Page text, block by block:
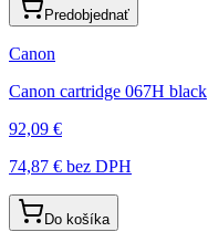
Predobjednať
Canon
Canon cartridge 067H black
92,09 €
74,87 € bez DPH
Do košíka